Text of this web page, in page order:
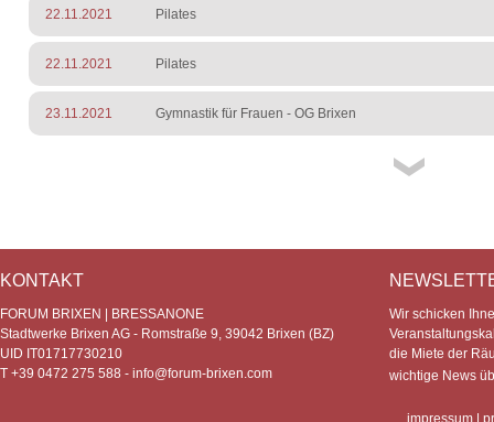
22.11.2021 Pilates
22.11.2021 Pilates
23.11.2021 Gymnastik für Frauen - OG Brixen
KONTAKT
FORUM BRIXEN | BRESSANONE
Stadtwerke Brixen AG - Romstraße 9, 39042 Brixen (BZ)
UID IT01717730210
T +39 0472 275 588 - info@forum-brixen.com
Wir schicken
die Miete der
wichtige News
impressum